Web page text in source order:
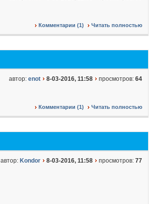
Комментарии (1) Читать полностью
автор: enot 8-03-2016, 11:58 просмотров: 64
Комментарии (1) Читать полностью
автор: Kondor 8-03-2016, 11:58 просмотров: 77